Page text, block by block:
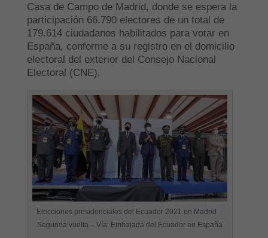
Casa de Campo de Madrid, donde se espera la
participación 66.790 electores de un total de
179.614 ciudadanos habilitados para votar en
España, conforme a su registro en el domicilio
electoral del exterior del Consejo Nacional
Electoral (CNE).
Elecciones presidenciales del Ecuador 2021 en Madrid –
Segunda vuelta – Vía: Embajada del Ecuador en España